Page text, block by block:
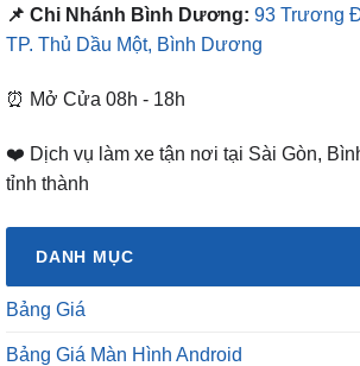
📌 Chi Nhánh Bình Dương: 93 Trương
TP. Thủ Dầu Một, Bình Dương
⏰ Mở Cửa 08h - 18h
❤️ Dịch vụ làm xe tận nơi tại Sài Gòn,
tỉnh thành
DANH MỤC
Bảng Giá
Bảng Giá Màn Hình Android